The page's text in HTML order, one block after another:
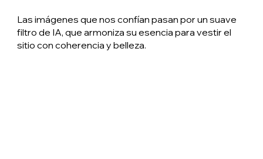
Las imágenes que nos confían pasan por un suave
filtro de IA, que armoniza su esencia para vestir el
sitio con coherencia y belleza.